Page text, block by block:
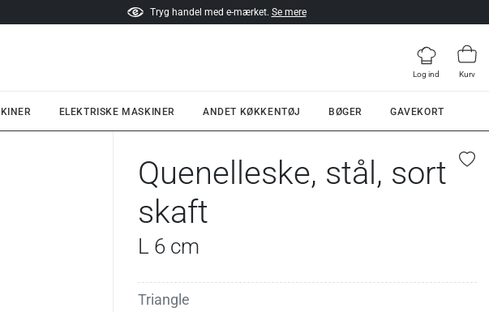
Tryg handel med e-mærket. Se mere
Log ind Kurv
ELEKTRISKE MASKINER ANDET KØKKENTØJ BØGER GAVEKORT
Quenelleske, stål, sort
skaft
L 6 cm
Triangle